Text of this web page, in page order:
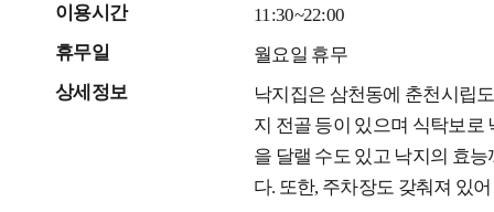
이용시간
11:30~22:00
휴무일
월요일 휴무
상세정보
낙지집은 삼천동에 춘천시립
지 전골 등이 있으며 식탁보로
을 달랠 수도 있고 낙지의 효
다. 또한, 주차장도 갖춰져 있